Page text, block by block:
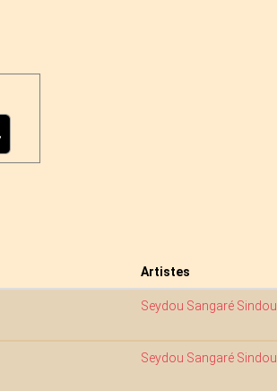
Artistes
Seydou Sangaré Sindou
Seydou Sangaré Sindou